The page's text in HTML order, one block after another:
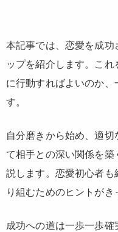
本記事では、恋愛を成
ップを紹介します。これ
に行動すればよいのか、
す。
自分磨きから始め、適
て相手との深い関係を
説します。恋愛初心者も
り組むためのヒントがき
成功への道は一歩一歩